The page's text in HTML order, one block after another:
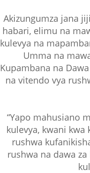
Akizungumza jana
habari, elimu na
kulevya na
Umma na
Kupambana na
na vitendo vya
“Yapo mahusiano
kulevya, kwani
rushwa
rushwa na dawa